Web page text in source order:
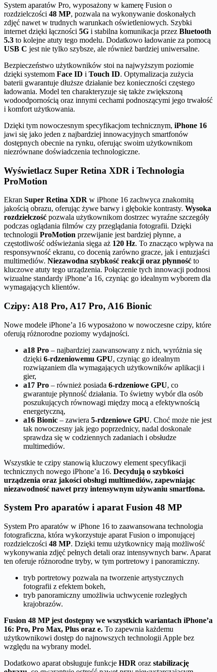
System aparatów Pro, wyposażony w kamerę Fusion o
rozdzielczości 48 MP, pozwala na wykonywanie doskonałych
zdjęć nawet w trudnych warunkach oświetleniowych. Szybki
internet dzięki łączności 5G i stabilna komunikacja przez Bluetooth
5.3 to kolejne atuty tego modelu. Dodatkowo ładowanie za pomocą
USB C jest nie tylko szybsze, ale również bardziej uniwersalne.
Bezpieczeństwo użytkowników stoi na najwyższym poziomie
dzięki systemom Face ID i Touch ID. Optymalizacja zużycia
baterii gwarantuje dłuższe działanie bez konieczności częstego
ładowania. Model ten charakteryzuje się także zwiększoną
wodoodpornością oraz innymi cechami podnoszącymi jego trwałość
i komfort użytkowania.
Dzięki tym nowoczesnym specyfikacjom technicznym, iPhone 16
jawi się jako jeden z najbardziej innowacyjnych smartfonów
dostępnych obecnie na rynku, oferując swoim użytkownikom
niezrównane doświadczenia technologiczne.
Wyświetlacz Super Retina XDR i Technologia
ProMotion
Ekran Super Retina XDR w iPhone 16 zachwyca znakomitą
jakością obrazu, oferując żywe barwy i głębokie kontrasty. Wysoka
rozdzielczość pozwala użytkownikom dostrzec wyraźne szczegóły
podczas oglądania filmów czy przeglądania fotografii. Dzięki
technologii ProMotion przewijanie jest bardziej płynne, a
częstotliwość odświeżania sięga aż 120 Hz. To znacząco wpływa na
responsywność ekranu, co docenią zarówno gracze, jak i entuzjaści
multimediów. Niezawodna szybkość reakcji oraz płynność to
kluczowe atuty tego urządzenia. Połączenie tych innowacji podnosi
wizualne standardy iPhone’a 16, czyniąc go idealnym wyborem dla
wymagających klientów.
Czipy: A18 Pro, A17 Pro, A16 Bionic
Nowe modele iPhone’a 16 wyposażono w nowoczesne czipy, które
oferują różnorodne poziomy wydajności.
a18 Pro – najbardziej zaawansowany z nich, wyróżnia się
dzięki 6-rdzeniowemu GPU, czyniąc go idealnym
rozwiązaniem dla wymagających użytkowników aplikacji i
gier,
a17 Pro – również posiada 6-rdzeniowe GPU, co
gwarantuje płynność działania. To świetny wybór dla osób
poszukujących równowagi między mocą a efektywnością
energetyczną,
a16 Bionic – zawiera 5-rdzeniowe GPU. Choć może nie jest
tak nowoczesny jak jego poprzednicy, nadal doskonale
sprawdza się w codziennych zadaniach i obsłudze
multimediów.
Wszystkie te czipy stanowią kluczowy element specyfikacji
technicznych nowego iPhone’a 16. Decydują o szybkości
urządzenia oraz jakości obsługi multimediów, zapewniając
niezawodność nawet przy intensywnym używaniu smartfona.
System Pro aparatów i aparat Fusion 48 MP
System Pro aparatów w iPhone 16 to zaawansowana technologia
fotograficzna, która wykorzystuje aparat Fusion o imponującej
rozdzielczości 48 MP. Dzięki temu użytkownicy mają możliwość
wykonywania zdjęć pełnych detali oraz intensywnych barw. Aparat
ten oferuje różnorodne tryby, w tym portretowy i panoramiczny.
tryb portretowy pozwala na tworzenie artystycznych
fotografii z efektem bokeh,
tryb panoramiczny umożliwia uchwycenie rozległych
krajobrazów.
Fusion 48 MP jest dostępny we wszystkich wariantach iPhone’a
16: Pro, Pro Max, Plus oraz e. To zapewnia każdemu
użytkownikowi dostęp do najnowszych technologii Apple bez
względu na wybrany model.
Dodatkowo aparat obsługuje funkcje HDR oraz stabilizację